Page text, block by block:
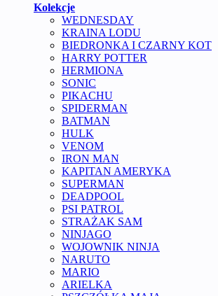
Kolekcje
WEDNESDAY
KRAINA LODU
BIEDRONKA I CZARNY KOT
HARRY POTTER
HERMIONA
SONIC
PIKACHU
SPIDERMAN
BATMAN
HULK
VENOM
IRON MAN
KAPITAN AMERYKA
SUPERMAN
DEADPOOL
PSI PATROL
STRAŻAK SAM
NINJAGO
WOJOWNIK NINJA
NARUTO
MARIO
ARIELKA